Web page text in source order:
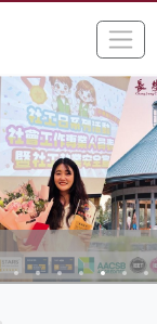
網頁
手